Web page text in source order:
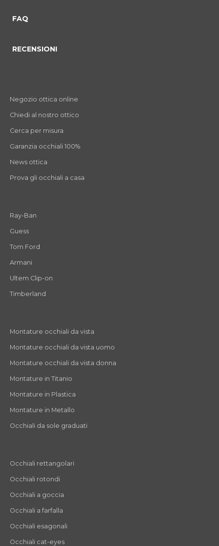
FAQ
RECENSIONI
Negozio ottica online
Chiedi al nostro ottico
Cerca per misura
Garanzia occhiali 100%
News ottica
Prova gli occhiali a casa
Ray-Ban
Guess
Tom Ford
Armani
Ultem Clip-on
Timberland
Montature occhiali da vista
Montature occhiali da vista uomo
Montature occhiali da vista donna
Montature in Titanio
Montature in Plastica
Montature in Metallo
Occhiali da sole graduati
Occhiali rettangolari
Occhiali rotondi
Occhiali a goccia
Occhiali a farfalla
Occhiali esagonali
Occhiali cat-eyes